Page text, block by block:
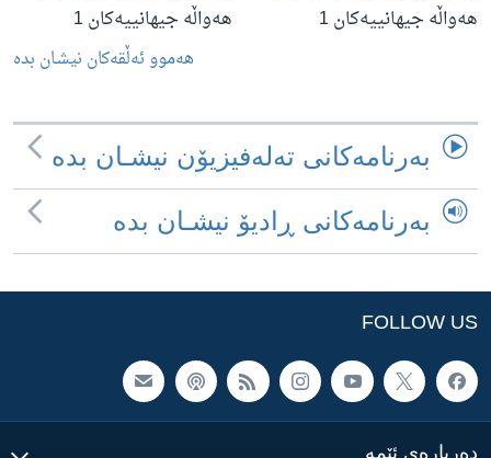
هەواڵە جیهانییەکان 1 هەواڵە جیهانییەکان 1
هه‌موو ئه‌ڵقه‌کان نیشـان بده‌
به‌رنامه‌کانی ته‌له‌فیزیۆن نیشـان بده‌
به‌رنامه‌کانی ڕادیۆ نیشـان بده‌
FOLLOW US
ده‌رباره‌ی ئێمه‌